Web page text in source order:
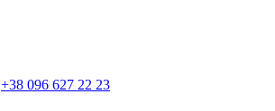
+38 096 627 22 23